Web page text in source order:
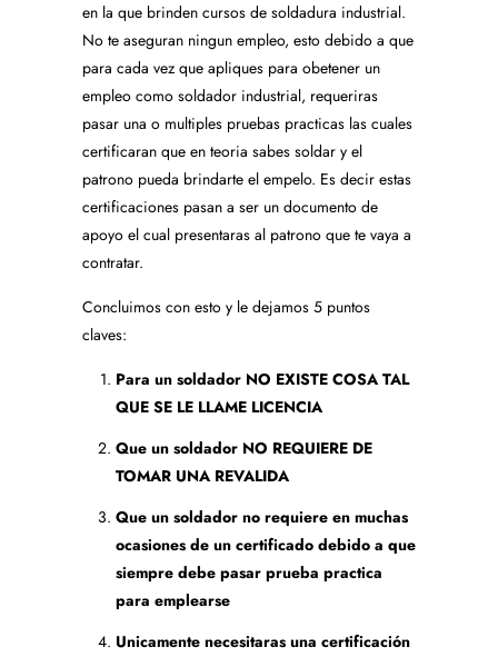
en la que brinden cursos de soldadura industrial.
No te aseguran ningun empleo, esto debido a que
para cada vez que apliques para obetener un
empleo como soldador industrial, requeriras
pasar una o multiples pruebas practicas las cuales
certificaran que en teoria sabes soldar y el
patrono pueda brindarte el empelo. Es decir estas
certificaciones pasan a ser un documento de
apoyo el cual presentaras al patrono que te vaya a
contratar.
Concluimos con esto y le dejamos 5 puntos
claves:
Para un soldador NO EXISTE COSA TAL
QUE SE LE LLAME LICENCIA
Que un soldador NO REQUIERE DE
TOMAR UNA REVALIDA
Que un soldador no requiere en muchas
ocasiones de un certificado debido a que
siempre debe pasar prueba practica
para emplearse
Unicamente necesitaras una certificación